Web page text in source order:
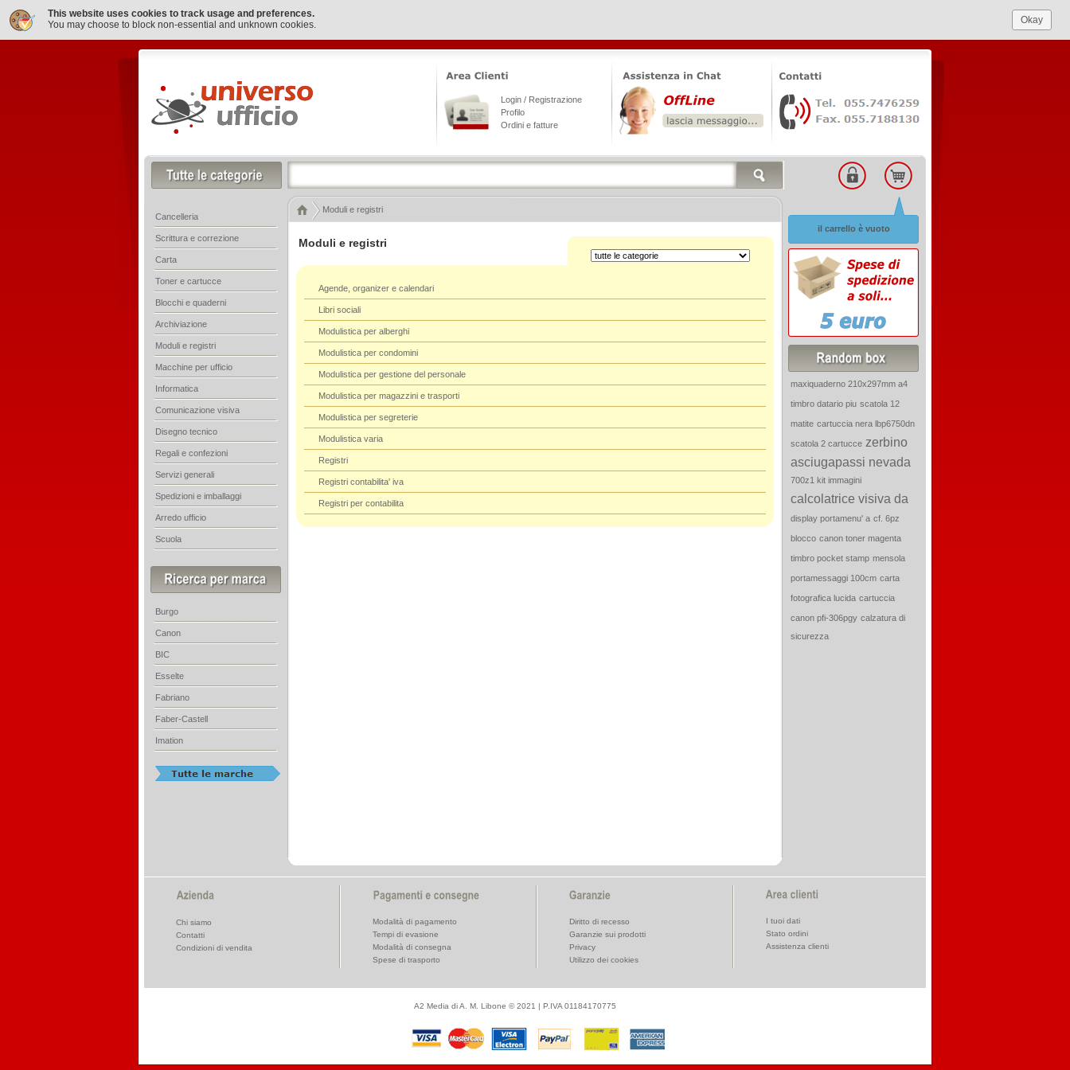
This website uses cookies to track usage and preferences.
You may choose to block non-essential and unknown cookies.
Okay
Moduli e registri
Agende, organizer e calendari
Libri sociali
Modulistica per alberghi
Modulistica per condomini
Modulistica per gestione del personale
Modulistica per magazzini e trasporti
Modulistica per segreterie
Modulistica varia
Registri
Registri contabilita' iva
Registri per contabilita
Login / Registrazione
Profilo
Ordini e fatture
Moduli e registri
Cancelleria
Scrittura e correzione
Carta
Toner e cartucce
Blocchi e quaderni
Archiviazione
Moduli e registri
Macchine per ufficio
Informatica
Comunicazione visiva
Disegno tecnico
Regali e confezioni
Servizi generali
Spedizioni e imballaggi
Arredo ufficio
Scuola
Burgo
Canon
BIC
Esselte
Fabriano
Faber-Castell
Imation
il carrello è vuoto
maxiquaderno 210x297mm a4
timbro datario piu scatola 12
matite cartuccia nera lbp6750dn
scatola 2 cartucce zerbino
asciugapassi nevada
700z1 kit immagini
calcolatrice visiva da
display portamenu' a cf. 6pz
blocco canon toner magenta
timbro pocket stamp mensola
portamessaggi 100cm carta
fotografica lucida cartuccia
canon pfi-306pgy calzatura di
sicurezza
Chi siamo
Contatti
Condizioni di vendita
Modalità di pagamento
Tempi di evasione
Modalità di consegna
Spese di trasporto
Diritto di recesso
Garanzie sui prodotti
Privacy
Utilizzo dei cookies
I tuoi dati
Stato ordini
Assistenza clienti
A2 Media di A. M. Libone © 2021 | P.IVA 01184170775